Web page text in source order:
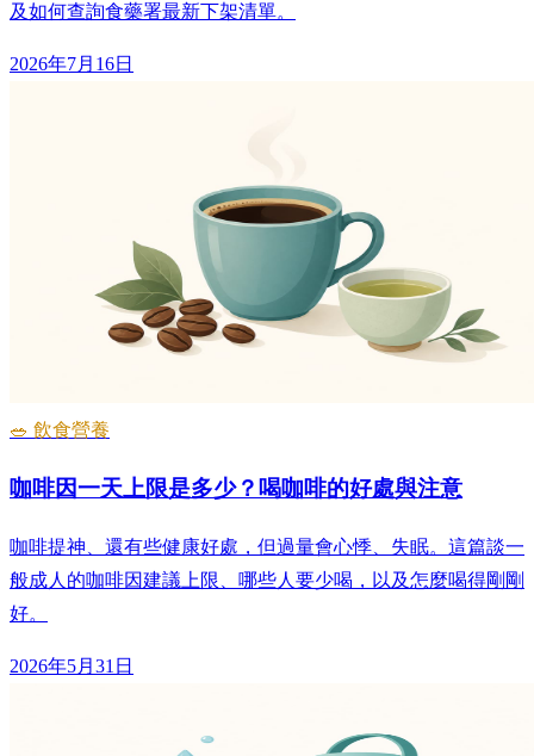
及如何查詢食藥署最新下架清單。
2026年7月16日
🥗 飲食營養
咖啡因一天上限是多少？喝咖啡的好處與注意
咖啡提神、還有些健康好處，但過量會心悸、失眠。這篇談一
般成人的咖啡因建議上限、哪些人要少喝，以及怎麼喝得剛剛
好。
2026年5月31日